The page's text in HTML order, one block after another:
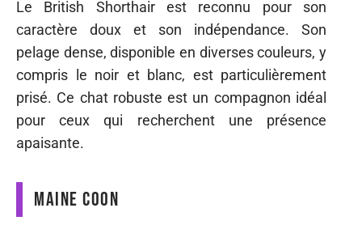
Le British Shorthair est reconnu pour son
caractère doux et son indépendance. Son
pelage dense, disponible en diverses couleurs, y
compris le noir et blanc, est particulièrement
prisé. Ce chat robuste est un compagnon idéal
pour ceux qui recherchent une présence
apaisante.
Maine Coon